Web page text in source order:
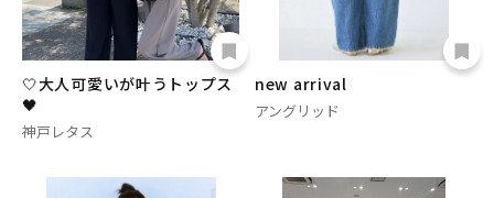
🤍大人可愛いが叶うトップス
🖤
神戸レタス
new arrival
アングリッド